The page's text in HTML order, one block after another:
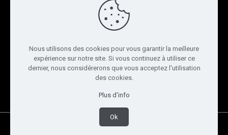
6 Rue Alphonse Gélibert
26100 Romans-sur-Isère
04 75 70 48 34
Ouvert du lundi au vendredi
de 8h00 à 18h00
contact@taravellopro.fr
© 2022 Taravello Pro. Tous droits réservés - Réalisé par
Nous utilisons des cookies pour vous garantir la meilleure
expérience sur notre site. Si vous continuez à utiliser ce
dernier, nous considérerons que vous acceptez l'utilisation
des cookies.
Plus d'info
Ok